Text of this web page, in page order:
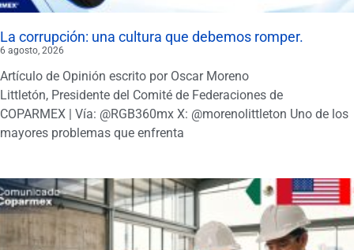
La corrupción: una cultura que debemos romper.
6 agosto, 2026
Artículo de Opinión escrito por Oscar Moreno
Littletón, Presidente del Comité de Federaciones de
COPARMEX | Vía: @RGB360mx X: @morenolittleton Uno de los
mayores problemas que enfrenta